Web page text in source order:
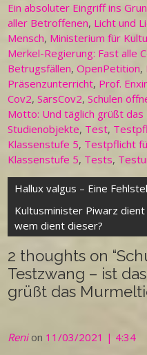
Ein absoluter Eingriff ins
aller Betroffenen, Licht und
Mensch, Ministerium für
Merkel-Regierung: Fast alle
Betrugsfällen,OpenPetition,
Präsenzunterricht, Prof.
Cov2,SarsCov2,Schulen
Motto: Und täglich grüßt das
Studienobjekte, Test,
Klassenstufe 5, Testpflicht
Klassenstufe 5, Tests,
Beitragsnavigation
Hallux valgus – Eine
Kultusminister Piwarz
wem dient dieser?
2 thoughts on “
Testzwang – ist
grüßt das
Renion 11/03/2021 | 4:34